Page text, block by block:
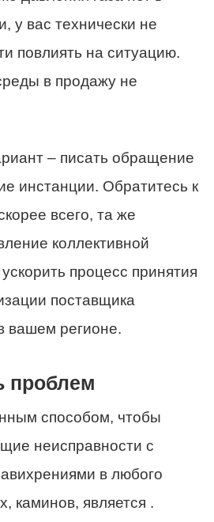
у вас технически не
повлиять на ситуацию.
в продажу не
– писать обращение
инстанции. Обратитесь к
всего, та же
коллективной
процесс принятия
поставщика
вашем регионе.
проблем
способом, чтобы
неисправности с
в любого
каминов, является .